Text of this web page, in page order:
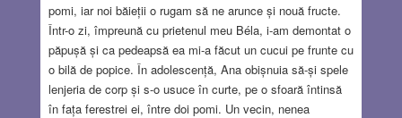
pomi, iar noi băieții o rugam să ne arunce și nouă fructe.
Într-o zi, împreună cu prietenul meu Béla, i-am demontat o
păpușă și ca pedeapsă ea mi-a făcut un cucui pe frunte cu
o bilă de popice. În adolescență, Ana obișnuia să-și spele
lenjeria de corp și s-o usuce în curte, pe o sfoară întinsă
în fața ferestrei ei, între doi pomi. Un vecin, nenea